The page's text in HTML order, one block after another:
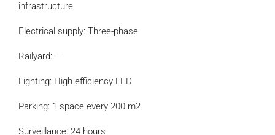
infrastructure
Electrical supply: Three-phase
Railyard: –
Lighting: High efficiency LED
Parking: 1 space every 200 m2
Surveillance: 24 hours